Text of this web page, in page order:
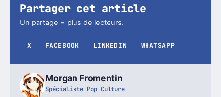
Partager cet article
Un partage = plus de lecteurs.
X FACEBOOK LINKEDIN WHATSAPP
Morgan Fromentin
Spécialiste Pop Culture